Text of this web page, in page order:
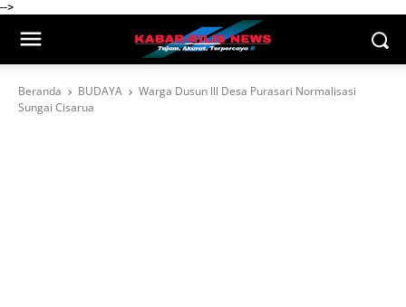
-->
Beranda BUDAYA
Warga Dusun lll Desa Purasari Normalisasi
Sungai Cisarua